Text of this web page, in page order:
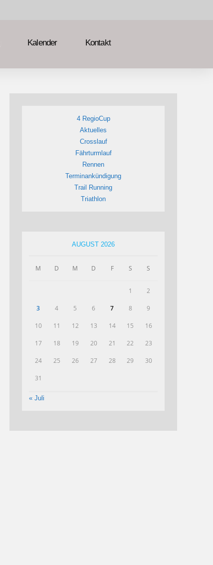
Kalender Kontakt
4 RegioCup
Aktuelles
Crosslauf
Fährturmlauf
Rennen
Terminankündigung
Trail Running
Triathlon
AUGUST 2026
M D M D F S S
1 2
3 4 5 6 7 8 9
10 11 12 13 14 15 16
17 18 19 20 21 22 23
24 25 26 27 28 29 30
31
« Juli